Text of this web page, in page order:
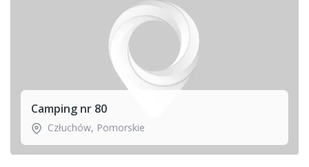
Camping nr 80
Człuchów, Pomorskie